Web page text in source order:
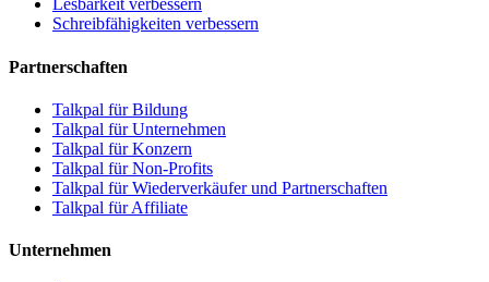
Lesbarkeit verbessern
Schreibfähigkeiten verbessern
Partnerschaften
Talkpal für Bildung
Talkpal für Unternehmen
Talkpal für Konzern
Talkpal für Non-Profits
Talkpal für Wiederverkäufer und Partnerschaften
Talkpal für Affiliate
Unternehmen